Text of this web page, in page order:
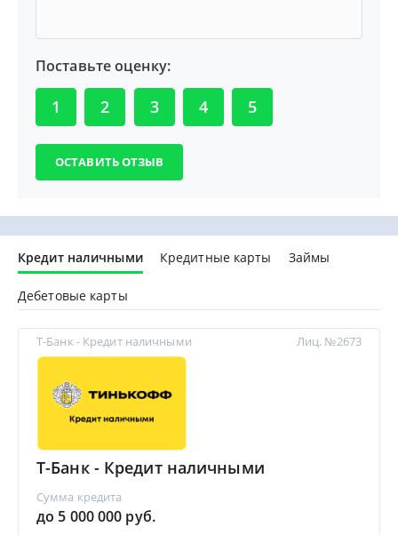
Поставьте оценку:
1 2 3 4 5
Кредит наличными Кредитные карты Займы
Дебетовые карты
Т-Банк - Кредит наличными
Т-Банк - Кредит наличными
Сумма кредита
до 5 000 000 руб.
Лиц. №2673